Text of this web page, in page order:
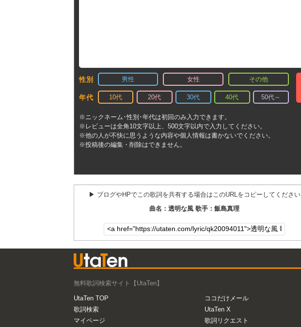
性別 男性 女性 その他
年代 10代 20代 30代 40代 50代～
※ニックネーム･性別･年代は初回のみ入力できます。
※レビューは全角10文字以上、500文字以内で入力してください。
※他の人が不快に思うような内容や個人情報は書かないでください。
※投稿後の編集・削除はできません。
▶︎ ブログやHPでこの歌詞を共有する場合はこのURLをコピーしてください
曲名：透明な風 歌手：飯島真理
無料歌詞検索サイト【UtaTen】
UtaTen TOP
歌詞検索
マイページ
ココだけメール
UtaTen X
歌詞リクエスト